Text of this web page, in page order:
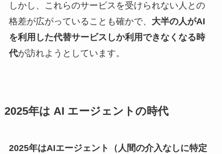
しかし、これらのサービスを受けられない人との
格差が広がっていることも確かで、 大半の人がAI
を利用した代替サービスしか利用できなくなる時
代が訪れようとしています。
2025年は AI エージェントの時代
2025年はAIエージェント（人間の介入なしに特定